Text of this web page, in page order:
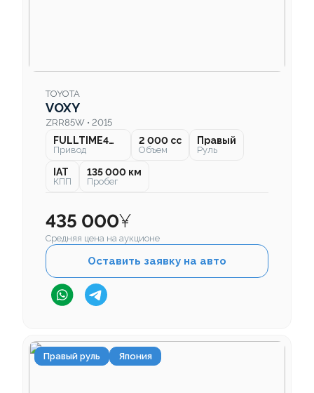
TOYOTA
VOXY
ZRR85W • 2015
FULLTIME4WD
Привод
2 000 cc
Объем
Правый
Руль
IAT
КПП
135 000 км
Пробег
435 000¥
Средняя цена на аукционе
Оставить заявку на авто
Правый руль Япония